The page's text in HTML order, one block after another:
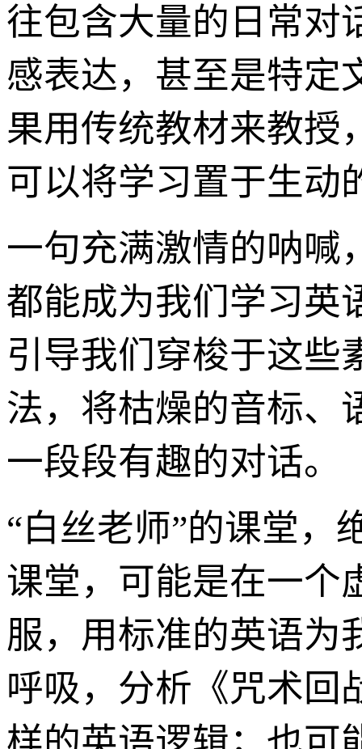
往包含大量的日常对
感表达，甚至是特定
果用传统教材来教授
可以将学习置于生动
一句充满激情的呐喊
都能成为我们学习英
引导我们穿梭于这些
法，将枯燥的音标、
一段段有趣的对话。
“白丝老师”的课堂，
课堂，可能是在一个
服，用标准的英语为
呼吸，分析《咒术回